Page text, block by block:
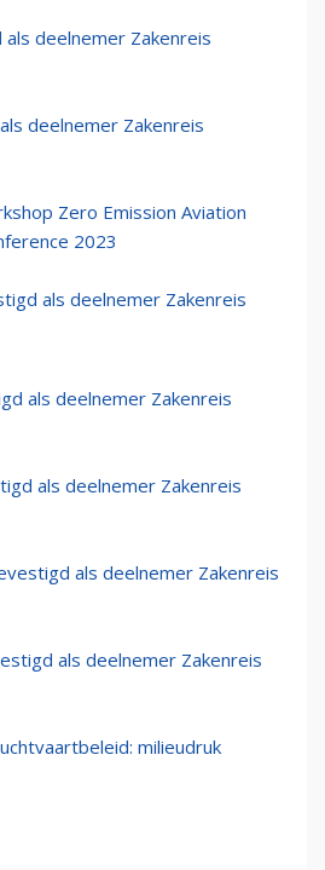
deelnemer Zakenreis
deelnemer Zakenreis
Zero Emission Aviation
2023
als deelnemer Zakenreis
als deelnemer Zakenreis
als deelnemer Zakenreis
als deelnemer Zakenreis
als deelnemer Zakenreis
milieudruk